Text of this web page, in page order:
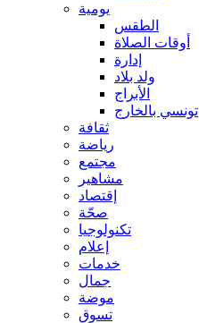
يومية
الطقس
أوقات الصلاة
إدارة
ولد بلاد
الأبراج
تونسي بالخارج
ثقافة
رياضة
مجتمع
مشاهير
إقتصاد
صحّة
تكنولوجيا
إعلام
خدمات
جمال
موضة
تسوق